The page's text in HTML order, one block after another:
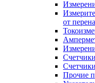
от
Прочие